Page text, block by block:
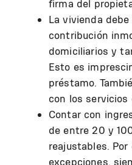
firma del
La vivienda
contribución
domiciliarios y
Esto es
préstamo.
con los servicios
Contar con
de entre 20 y
reajustables. Por
excepciones,